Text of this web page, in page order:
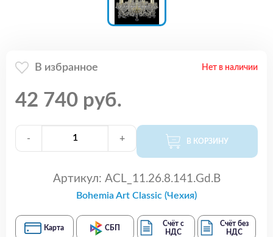
В избранное Нет в наличии
42 740 руб.
- + В КОРЗИНУ
Артикул: ACL_11.26.8.141.Gd.B
Bohemia Art Classic (Чехия)
Карта СБП
Счёт с
НДС
Счёт без
НДС